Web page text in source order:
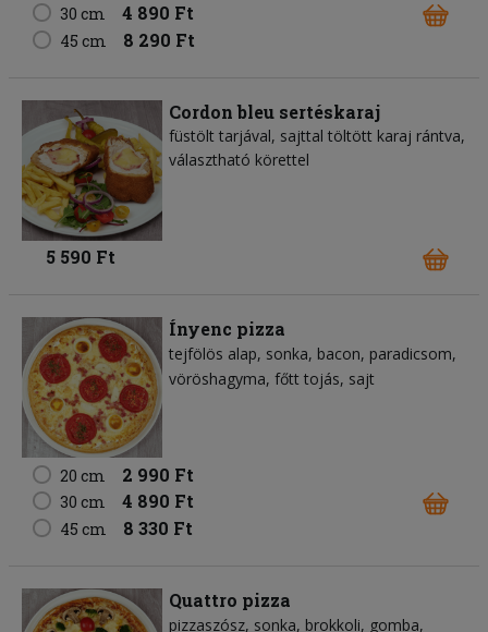
30 cm 4 890 Ft
45 cm 8 290 Ft
Cordon bleu sertéskaraj
füstölt tarjával, sajttal töltött karaj rántva,
választható körettel
5 590 Ft
Ínyenc pizza
tejfölös alap sonka bacon paradicsom
vöröshagyma főtt tojás sajt
20 cm 2 990 Ft
30 cm 4 890 Ft
45 cm 8 330 Ft
Quattro pizza
pizzaszósz sonka brokkoli gomba